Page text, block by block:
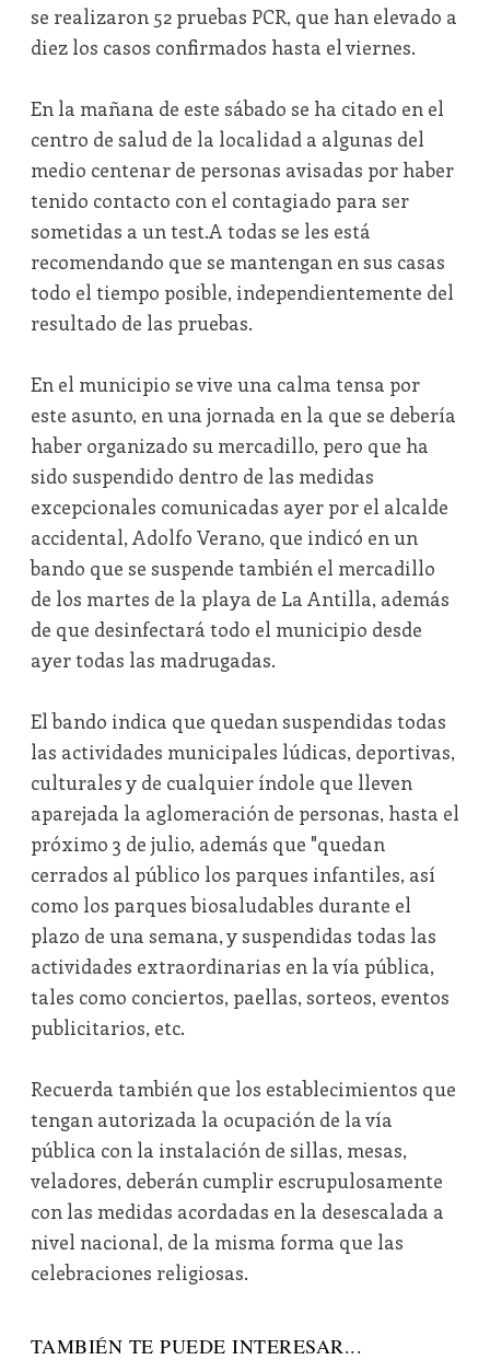
se realizaron 52 pruebas PCR, que han elevado a
diez los casos confirmados hasta el viernes.
En la mañana de este sábado se ha citado en el
centro de salud de la localidad a algunas del
medio centenar de personas avisadas por haber
tenido contacto con el contagiado para ser
sometidas a un test.A todas se les está
recomendando que se mantengan en sus casas
todo el tiempo posible, independientemente del
resultado de las pruebas.
En el municipio se vive una calma tensa por
este asunto, en una jornada en la que se debería
haber organizado su mercadillo, pero que ha
sido suspendido dentro de las medidas
excepcionales comunicadas ayer por el alcalde
accidental, Adolfo Verano, que indicó en un
bando que se suspende también el mercadillo
de los martes de la playa de La Antilla, además
de que desinfectará todo el municipio desde
ayer todas las madrugadas.
El bando indica que quedan suspendidas todas
las actividades municipales lúdicas, deportivas,
culturales y de cualquier índole que lleven
aparejada la aglomeración de personas, hasta el
próximo 3 de julio, además que "quedan
cerrados al público los parques infantiles, así
como los parques biosaludables durante el
plazo de una semana, y suspendidas todas las
actividades extraordinarias en la vía pública,
tales como conciertos, paellas, sorteos, eventos
publicitarios, etc.
Recuerda también que los establecimientos que
tengan autorizada la ocupación de la vía
pública con la instalación de sillas, mesas,
veladores, deberán cumplir escrupulosamente
con las medidas acordadas en la desescalada a
nivel nacional, de la misma forma que las
celebraciones religiosas.
TAMBIÉN TE PUEDE INTERESAR...